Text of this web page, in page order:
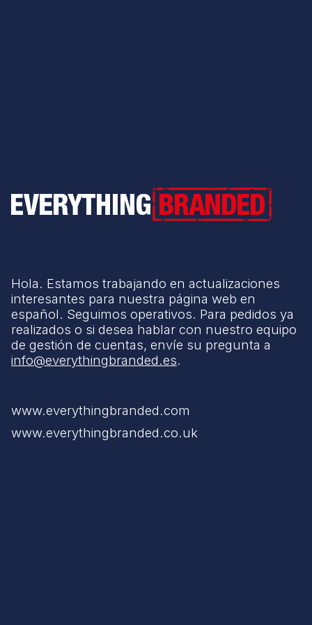
Everything Branded
Hola. Estamos trabajando en actualizaciones
interesantes para nuestra página web en
español. Seguimos operativos. Para pedidos ya
realizados o si desea hablar con nuestro equipo
de gestión de cuentas, envíe su pregunta a
info@everythingbranded.es.
www.everythingbranded.com
www.everythingbranded.co.uk